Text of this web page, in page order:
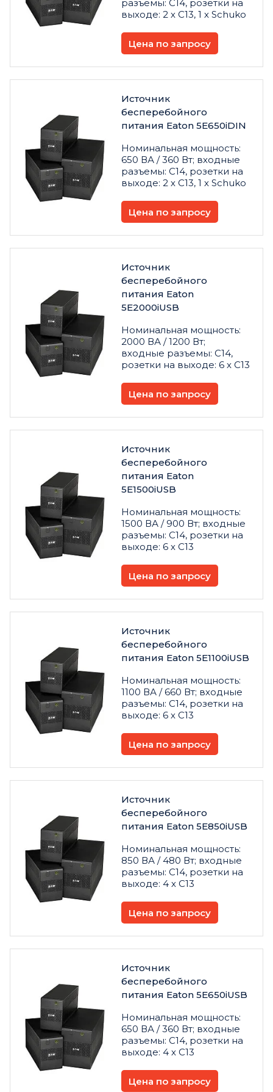
разъемы: C14, розетки на
выходе: 2 х C13, 1 х Schuko
Цена по запросу
Источник
бесперебойного
питания Eaton 5E650iDIN
Номинальная мощность:
650 ВА / 360 Вт; входные
разъемы: C14, розетки на
выходе: 2 х C13, 1 х Schuko
Цена по запросу
Источник
бесперебойного
питания Eaton
5E2000iUSB
Номинальная мощность:
2000 ВА / 1200 Вт;
входные разъемы: C14,
розетки на выходе: 6 х C13
Цена по запросу
Источник
бесперебойного
питания Eaton
5E1500iUSB
Номинальная мощность:
1500 ВА / 900 Вт; входные
разъемы: C14, розетки на
выходе: 6 х C13
Цена по запросу
Источник
бесперебойного
питания Eaton 5E1100iUSB
Номинальная мощность:
1100 ВА / 660 Вт; входные
разъемы: C14, розетки на
выходе: 6 х C13
Цена по запросу
Источник
бесперебойного
питания Eaton 5E850iUSB
Номинальная мощность:
850 ВА / 480 Вт; входные
разъемы: C14, розетки на
выходе: 4 х C13
Цена по запросу
Источник
бесперебойного
питания Eaton 5E650iUSB
Номинальная мощность:
650 ВА / 360 Вт; входные
разъемы: C14, розетки на
выходе: 4 х C13
Цена по запросу